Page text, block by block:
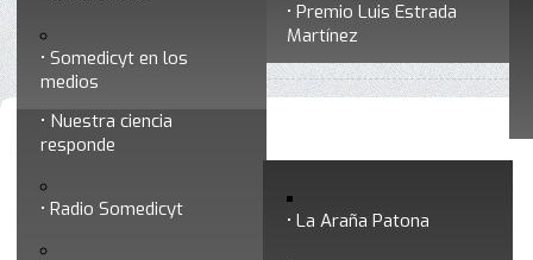
Premio Luis Estrada
Martínez
Ciencia y Tecnología
Nuestra ciencia
responde
Radio Somedicyt La Araña Patona
Somedicyt en los
medios
Noticias y boletines
•
Febrero 2017